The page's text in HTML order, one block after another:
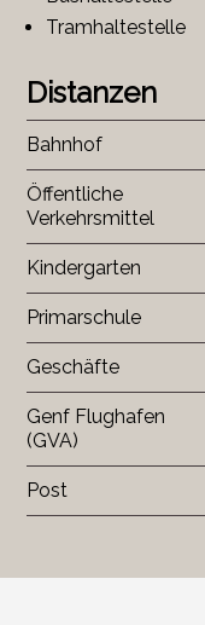
Tramhaltestelle
Distanzen
Bahnhof
Öffentliche
Verkehrsmittel
Kindergarten
Primarschule
Geschäfte
Genf Flughafen
(GVA)
Post